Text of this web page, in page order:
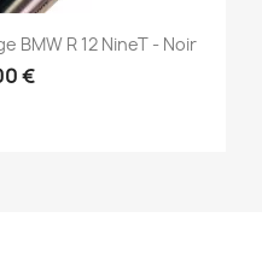
BMW R 12 NineT - Noir
€